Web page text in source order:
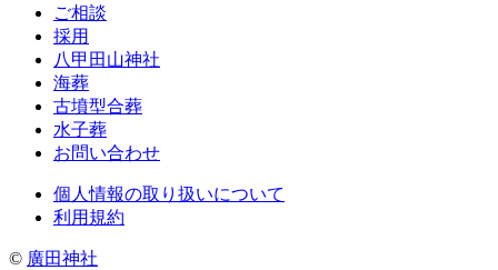
ご相談
採用
八甲田山神社
海葬
古墳型合葬
水子葬
お問い合わせ
個人情報の取り扱いについて
利用規約
© 廣田神社